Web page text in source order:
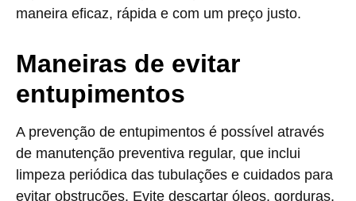
maneira eficaz, rápida e com um preço justo.
Maneiras de evitar
entupimentos
A prevenção de entupimentos é possível através
de manutenção preventiva regular, que inclui
limpeza periódica das tubulações e cuidados para
evitar obstruções. Evite descartar óleos, gorduras,